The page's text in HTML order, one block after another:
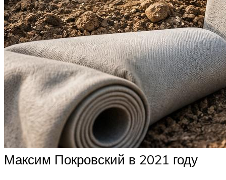
Максим Покровский в 2021 году